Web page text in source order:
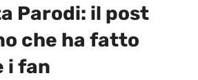
Parodi: il post
che ha fatto
i fan